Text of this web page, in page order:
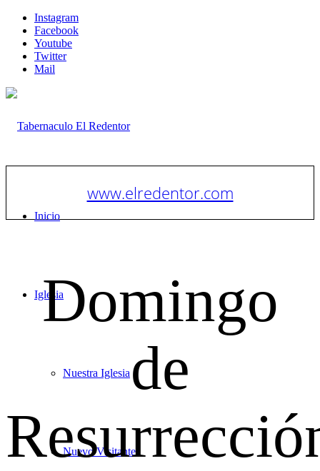
Instagram
Facebook
Youtube
Twitter
Mail
Inicio
Iglesia
Nuestra Iglesia
Nuevo Visitante
www.elredentor.com
Domingo
de